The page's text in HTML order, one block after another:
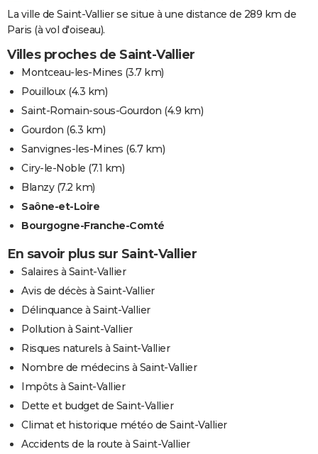
La ville de Saint-Vallier se situe à une distance de 289 km de
Paris (à vol d'oiseau).
Villes proches de Saint-Vallier
Montceau-les-Mines (3.7 km)
Pouilloux(4.3 km)
Saint-Romain-sous-Gourdon (4.9 km)
Gourdon (6.3 km)
Sanvignes-les-Mines (6.7 km)
Ciry-le-Noble (7.1 km)
Blanzy(7.2 km)
Saône-et-Loire
Bourgogne-Franche-Comté
En savoir plus sur Saint-Vallier
Salaires à Saint-Vallier
Avis de décès à Saint-Vallier
Délinquance à Saint-Vallier
Pollution à Saint-Vallier
Risques naturels à Saint-Vallier
Nombre de médecins à Saint-Vallier
Impôts à Saint-Vallier
Dette et budget de Saint-Vallier
Climat et historique météo de Saint-Vallier
Accidents de la route à Saint-Vallier